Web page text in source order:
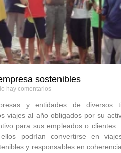
sostenibles
hay comentarios
y entidades de diversos
viajes al año obligados por su
para sus empleados o clientes.
podrían convertirse en
y responsables en